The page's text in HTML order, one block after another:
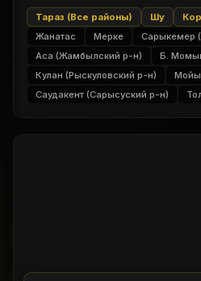
Тараз (Все районы) Шу
Жанатас
Мерке
Сарыкемер
Аса (Жамбылский р-н)
Б.
Кулан (Рыскуловский р-н)
Саудакент (Сарысуский р-н)